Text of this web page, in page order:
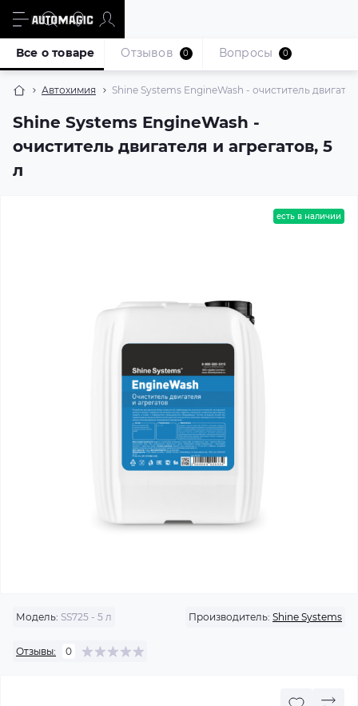
Автохимия Shine Systems EngineWash - очиститель
Shine Systems EngineWash -
очиститель двигателя и агрегатов, 5
л
Все о товаре Отзывов 0 Вопросы 0
есть в наличии
Модель: SS725 - 5 л Производитель: Shine Systems
Отзывы: 0